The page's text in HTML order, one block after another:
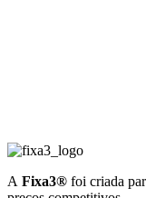
A Fixa3® foi criada